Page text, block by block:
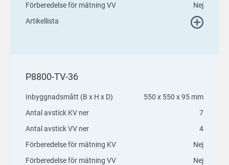
Förberedelse för mätning VV
Nej
Artikellista
P8800-TV-36
Inbyggnadsmått (B x H x D)
550 x 550 x 95 mm
Antal avstick KV ner
7
Antal avstick VV ner
4
Förberedelse för mätning KV
Nej
Förberedelse för mätning VV
Nej